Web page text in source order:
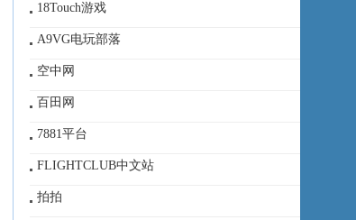
18Touch游戏
A9VG电玩部落
空中网
百田网
7881平台
FLIGHTCLUB中文站
拍拍